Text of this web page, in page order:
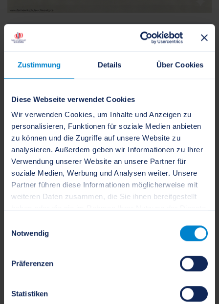
Zustimmung Details Über Cookies
Diese Webseite verwendet Cookies
Wir verwenden Cookies, um Inhalte und Anzeigen zu
personalisieren, Funktionen für soziale Medien anbieten
zu können und die Zugriffe auf unsere Website zu
analysieren. Außerdem geben wir Informationen zu Ihrer
Verwendung unserer Website an unsere Partner für
soziale Medien, Werbung und Analysen weiter. Unsere
Partner führen diese Informationen möglicherweise mit
weiteren Daten zusammen, die Sie ihnen bereitgestellt
Notwendig
Präferenzen
Statistiken
Curvy-Model Angelina Kirsch und Ex-
GNTM-Kandidatin sprechen über
Bodyshaming
„Schaut auf eure Stärken“
Prominenz mit wichtiger Botschaft zu Gast an